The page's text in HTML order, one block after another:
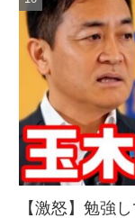
【激怒】勉強